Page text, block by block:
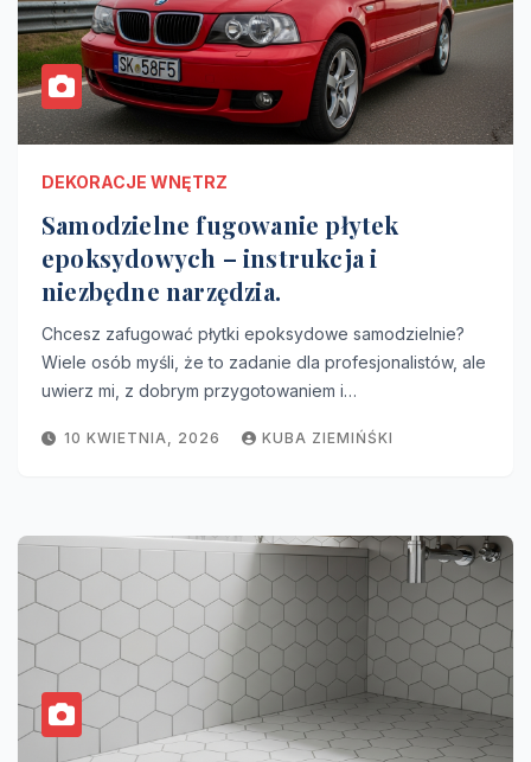
DEKORACJE WNĘTRZ
Samodzielne fugowanie płytek
epoksydowych – instrukcja i
niezbędne narzędzia.
Chcesz zafugować płytki epoksydowe samodzielnie?
Wiele osób myśli, że to zadanie dla profesjonalistów, ale
uwierz mi, z dobrym przygotowaniem i…
10 KWIETNIA, 2026 KUBA ZIEMIŃŚKI